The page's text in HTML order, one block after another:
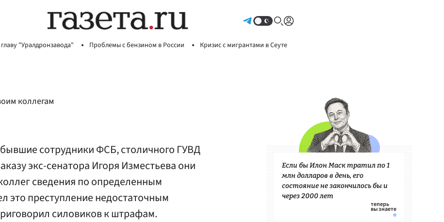
"Уралдронзавода" Проблемы с бензином в России Кризис с мигрантами в Сеуте
коллегам
сотрудники ФСБ, столичного ГУВД
экс-сенатора Игоря Изместьева они
сведения по определенным
это преступление недостаточным
силовиков к штрафам.
Если бы Илон Маск тратил по 1
млн долларов в день, его
состояние не закончилось бы и
через 2000 лет